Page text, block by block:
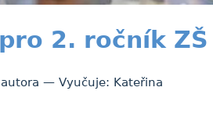
2. ročník ZŠ
— Vyučuje: Kateřina